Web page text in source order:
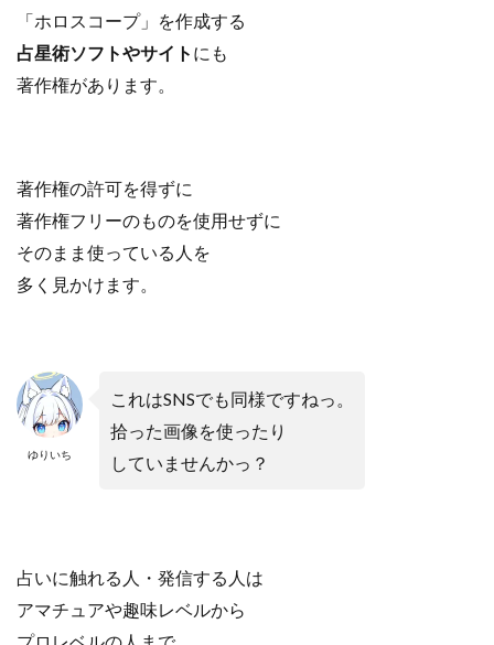
「ホロスコープ」を作成する
占星術ソフトやサイト にも
著作権があります。
著作権の許可を得ずに
著作権フリーのものを使用せずに
そのまま使っている人を
多く見かけます。
ゆりいち
これはSNSでも同様ですねっ。
拾った画像を使ったり
していませんかっ？
占いに触れる人・ 発信する人は
アマチュアや趣味レベルから